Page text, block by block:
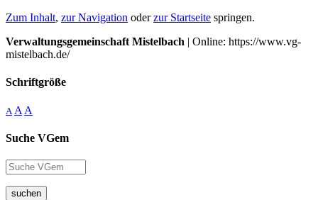
Zum Inhalt, zur Navigation oderzur Startseite springen.
Verwaltungsgemeinschaft Mistelbach | Online: https://www.vg-
mistelbach.de/
Schriftgröße
A A A
Suche VGem
suchen